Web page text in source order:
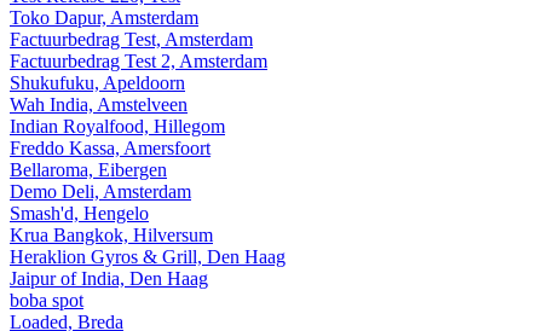
Toko Dapur, Amsterdam
Factuurbedrag Test, Amsterdam
Factuurbedrag Test 2, Amsterdam
Shukufuku, Apeldoorn
Wah India, Amstelveen
Indian Royalfood, Hillegom
Freddo Kassa, Amersfoort
Bellaroma, Eibergen
Demo Deli, Amsterdam
Smash'd, Hengelo
Krua Bangkok, Hilversum
Heraklion Gyros & Grill, Den Haag
Jaipur of India, Den Haag
boba spot
Loaded, Breda